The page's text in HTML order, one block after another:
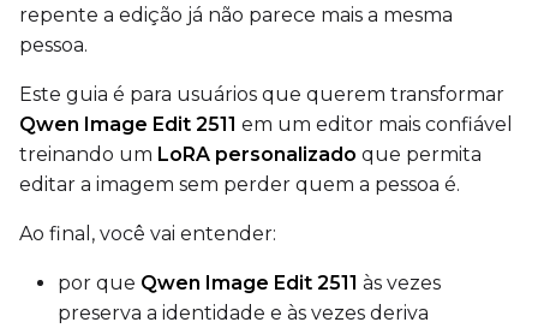
Target Type
Linear Rank
BF16
repente a edição já não parece mais a mesma
pessoa.
Este guia é para usuários que querem transformar
Qwen Image Edit 2511 em um editor mais confiável
treinando um LoRA personalizado que permita
editar a imagem sem perder quem a pessoa é.
Ao final, você vai entender:
por que Qwen Image Edit 2511 às vezes
preserva a identidade e às vezes deriva